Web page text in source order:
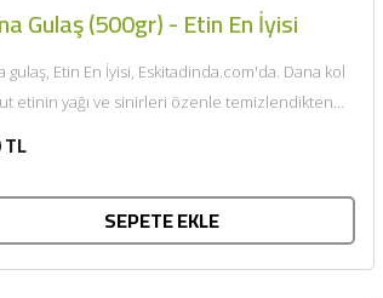
Gulaş (500gr) - Etin En İyisi
Etin En İyisi, Eskitadinda.com'da. Dana kol
etinin yağı ve sinirleri özenle temizlendikten
SEPETE EKLE